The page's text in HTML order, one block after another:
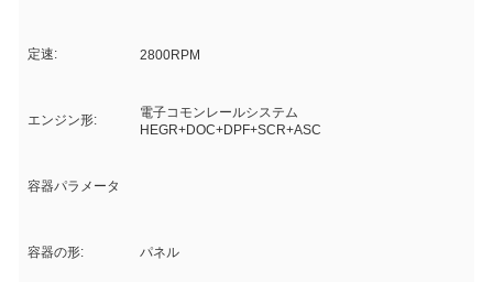
定速: 2800RPM
エンジン形:
電子コモンレールシステム
HEGR+DOC+DPF+SCR+ASC
容器パラメータ
容器の形: パネル